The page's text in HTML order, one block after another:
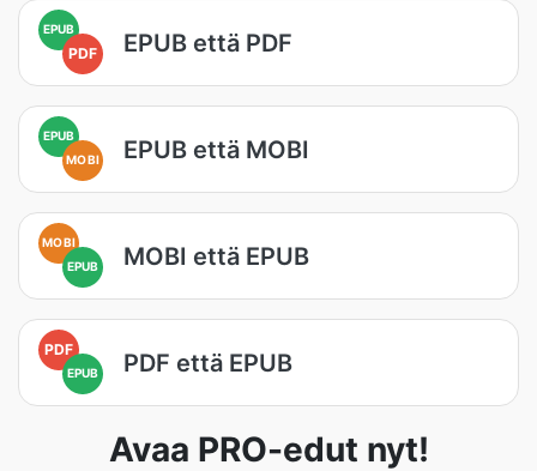
EPUB
PDF EPUB että PDF
EPUB
MOBI
EPUB että MOBI
MOBI
EPUB
MOBI että EPUB
PDF
EPUB PDF että EPUB
Avaa PRO-edut nyt!